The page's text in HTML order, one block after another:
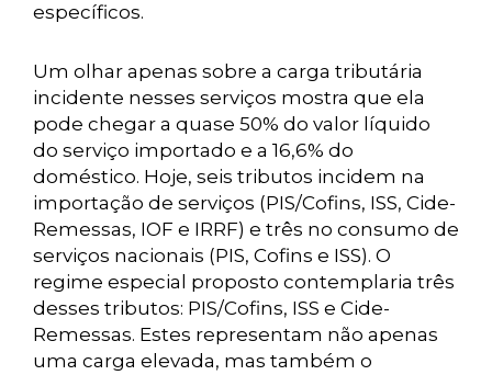
específicos.
Um olhar apenas sobre a carga tributária
incidente nesses serviços mostra que ela
pode chegar a quase 50% do valor líquido
do serviço importado e a 16,6% do
doméstico. Hoje, seis tributos incidem na
importação de serviços (PIS/Cofins, ISS, Cide-
Remessas, IOF e IRRF) e três no consumo de
serviços nacionais (PIS, Cofins e ISS). O
regime especial proposto contemplaria três
desses tributos: PIS/Cofins, ISS e Cide-
Remessas. Estes representam não apenas
uma carga elevada, mas também o